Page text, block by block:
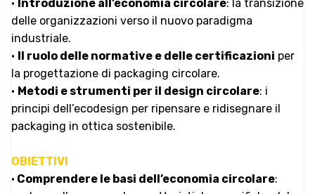
• Introduzione all’economia circolare: la transizione
delle organizzazioni verso il nuovo paradigma
industriale.
• Il ruolo delle normative e delle certificazioni per
la progettazione di packaging circolare.
• Metodi e strumenti per il design circolare: i
principi dell’ecodesign per ripensare e ridisegnare il
packaging in ottica sostenibile.
OBIETTIVI
• Comprendere le basi dell’economia circolare: